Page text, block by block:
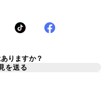
りますか？
を送る